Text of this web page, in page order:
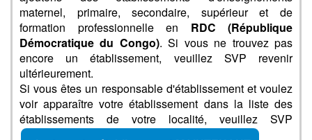
maternel, primaire, secondaire, supérieur et de
formation professionnelle en RDC (République
Démocratique du Congo). Si vous ne trouvez pas
encore un établissement, veuillez SVP revenir
ultérieurement.
Si vous êtes un responsable d'établissement et voulez
voir apparaître votre établissement dans la liste des
établissements de votre localité, veuillez SVP